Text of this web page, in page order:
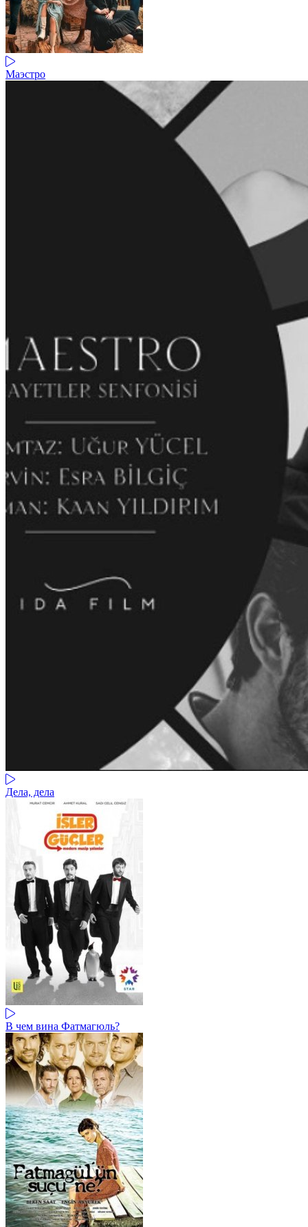
Маэстро
Дела, дела
В чем вина Фатмагюль?